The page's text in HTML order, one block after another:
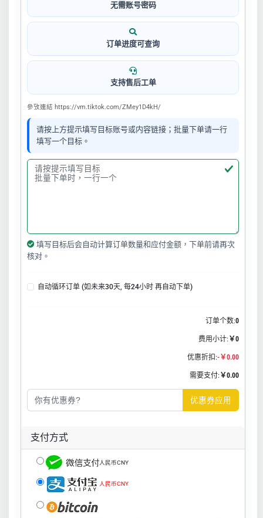
无需账号密码
订单进度可查询
支持售后工单
參攷連結 https://vm.tiktok.com/ZMey1D4kH/
请按上方提示填写目标账号或内容链接；批量下单请一行
填写一个目标。
填写目标后会自动计算订单数量和应付金额，下单前请再次
核对。
自动循环订单 (如未来30天, 每24小时 再自动下单)
订单个数:0
费用小计: ￥0
优惠折扣:-￥0.00
需要支付: ￥0.00
优惠券应用
支付方式
人民币CNY
人民币CNY